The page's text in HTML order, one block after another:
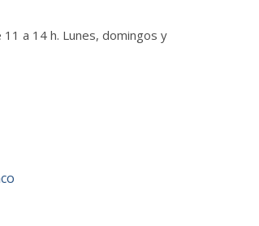
a 14 h. Lunes, domingos y